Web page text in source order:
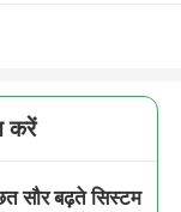
करें
सौर बढ़ते सिस्टम